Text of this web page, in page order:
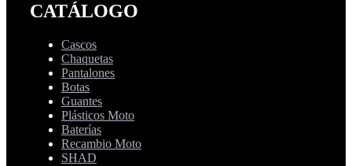
CATÁLOGO
Cascos
Chaquetas
Pantalones
Botas
Guantes
Plásticos Moto
Baterías
Recambio Moto
SHAD